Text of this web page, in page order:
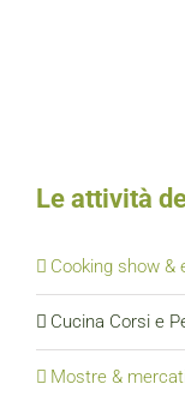
Le attività
Cooking show &
Cucina Corsi e
Mostre &